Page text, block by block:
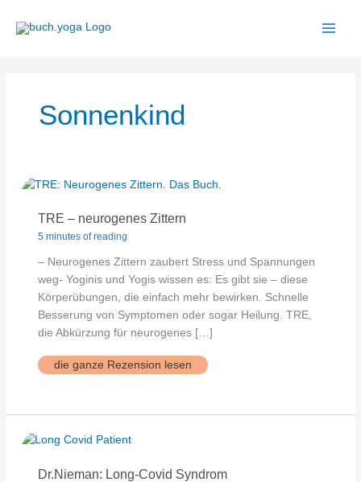
Inhalt
Sonnenkind
TRE – neurogenes Zittern
5 minutes of reading
– Neurogenes Zittern zaubert Stress und Spannungen
weg- Yoginis und Yogis wissen es: Es gibt sie – diese
Körperübungen, die einfach mehr bewirken. Schnelle
Besserung von Symptomen oder sogar Heilung. TRE,
die Abkürzung für neurogenes […]
TRE
–
die ganze Rezension lesen
Dr.Nieman: Long-Covid Syndrom